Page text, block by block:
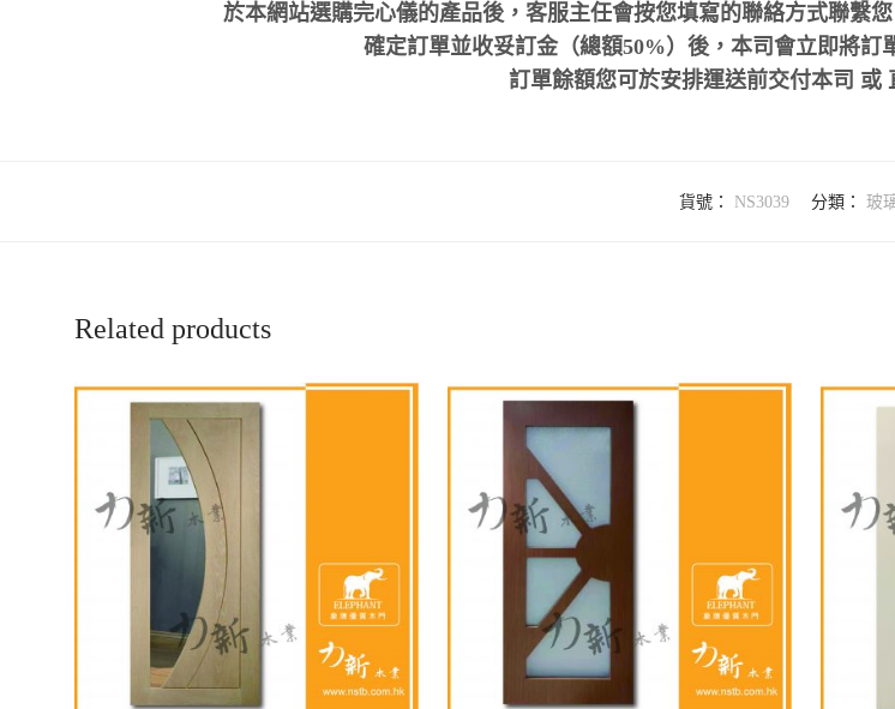
於本網站選購完心儀的產品後，客服主任會按您填寫的聯絡方式聯繫
確定訂單並收妥訂金（總額50%）後，本司會立即將訂
訂單餘額您可於安排運送前交付本司 或
貨號： NS3039 分類： 玻
Related products